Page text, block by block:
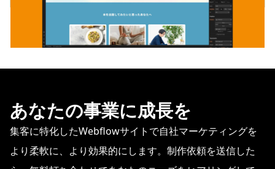
あなたの事業に成長を
集客に特化したWebflowサイトで自社マーケティングを
より柔軟に、より効果的にします。制作依頼を送信した